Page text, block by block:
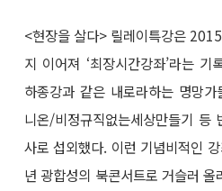
<현장을 살다> 릴레이특강은
지 이어져 ‘최장시간강좌’라는
하종강과 같은 내로라하는 명망
니온/비정규직없는세상만들기 등
사로 섭외했다. 이런 기념비적인
년 광합성의 북콘서트로 거슬러